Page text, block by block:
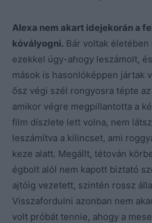
Alexa nem akart idejekorán a
kóvályogni. Bár voltak
ezekkel úgy-ahogy leszámolt,
mások is hasonlóképpen jártak
ősz végi szél rongyosra tépte
amikor végre megpillantotta a
film díszlete lett volna, nem
leszámítva a kilincset, ami
keze alatt. Megállt, tétován
égbolt alól nem kapott biztató
ajtóig vezetett, szintén rossz
Visszafordulni azonban nem
volt próbát tennie, ahogy a